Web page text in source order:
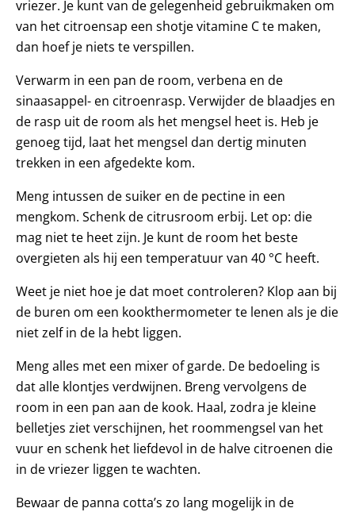
vriezer. Je kunt van de gelegenheid gebruikmaken om
van het citroensap een shotje vitamine C te maken,
dan hoef je niets te verspillen.
Verwarm in een pan de room, verbena en de
sinaasappel- en citroenrasp. Verwijder de blaadjes en
de rasp uit de room als het mengsel heet is. Heb je
genoeg tijd, laat het mengsel dan dertig minuten
trekken in een afgedekte kom.
Meng intussen de suiker en de pectine in een
mengkom. Schenk de citrusroom erbij. Let op: die
mag niet te heet zijn. Je kunt de room het beste
overgieten als hij een temperatuur van 40 °C heeft.
Weet je niet hoe je dat moet controleren? Klop aan bij
de buren om een kookthermometer te lenen als je die
niet zelf in de la hebt liggen.
Meng alles met een mixer of garde. De bedoeling is
dat alle klontjes verdwijnen. Breng vervolgens de
room in een pan aan de kook. Haal, zodra je kleine
belletjes ziet verschijnen, het roommengsel van het
vuur en schenk het liefdevol in de halve citroenen die
in de vriezer liggen te wachten.
Bewaar de panna cotta’s zo lang mogelijk in de